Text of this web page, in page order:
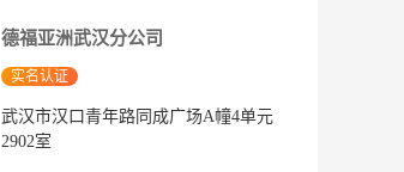
德福亚洲武汉分公司
实名认证
武汉市汉口青年路同成广场A幢4单元
2902室